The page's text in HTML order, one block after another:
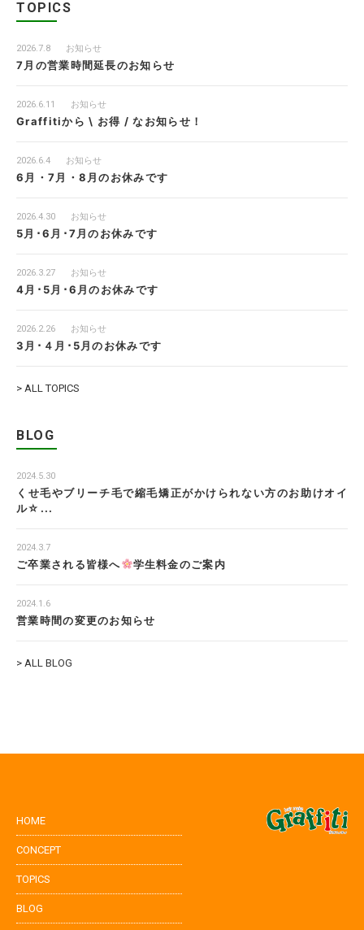
TOPICS
2026.7.8 お知らせ
7月の営業時間延長のお知らせ
2026.6.11 お知らせ
Graffitiから \ お得 / なお知らせ！
2026.6.4 お知らせ
6月・7月・8月のお休みです
2026.4.30 お知らせ
5月･6月･7月のお休みです
2026.3.27 お知らせ
4月･5月･6月のお休みです
2026.2.26 お知らせ
3月･４月･5月のお休みです
> ALL TOPICS
BLOG
2024.5.30
くせ毛やブリーチ毛で縮毛矯正がかけられない方のお助けオイ
ル☆...
2024.3.7
ご卒業される皆様へ 学生料金のご案内
2024.1.6
営業時間の変更のお知らせ
> ALL BLOG
HOME
CONCEPT
TOPICS
BLOG